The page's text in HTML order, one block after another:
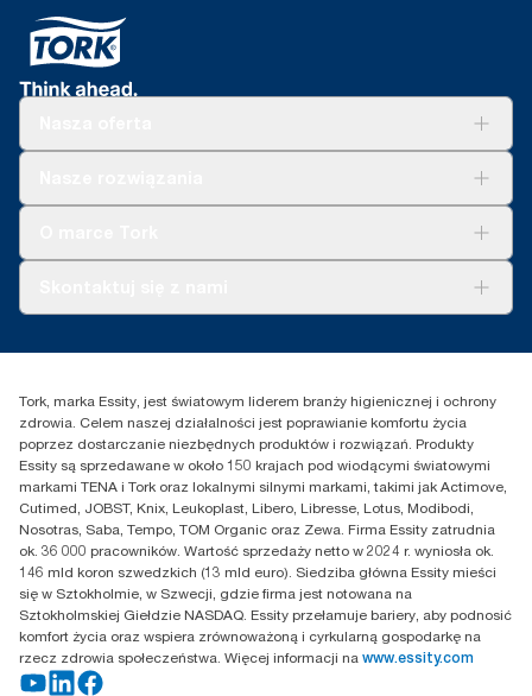
Reklamacja produktu
Przedstawiciele handlowi
Puławska 180
02-670 Warszawa
Polska
Tork, marka Essity, jest światowym liderem branży higienicznej i ochrony
zdrowia. Celem naszej działalności jest poprawianie komfortu życia
poprzez dostarczanie niezbędnych produktów i rozwiązań. Produkty
Essity są sprzedawane w około 150 krajach pod wiodącymi światowymi
markami TENA i Tork oraz lokalnymi silnymi markami, takimi jak Actimove,
Cutimed, JOBST, Knix, Leukoplast, Libero, Libresse, Lotus, Modibodi,
Nosotras, Saba, Tempo, TOM Organic oraz Zewa. Firma Essity zatrudnia
ok. 36 000 pracowników. Wartość sprzedaży netto w 2024 r. wyniosła ok.
146 mld koron szwedzkich (13 mld euro). Siedziba główna Essity mieści
się w Sztokholmie, w Szwecji, gdzie firma jest notowana na
Sztokholmskiej Giełdzie NASDAQ. Essity przełamuje bariery, aby podnosić
komfort życia oraz wspiera zrównoważoną i cyrkularną gospodarkę na
rzecz zdrowia społeczeństwa. Więcej informacji na www.essity.com